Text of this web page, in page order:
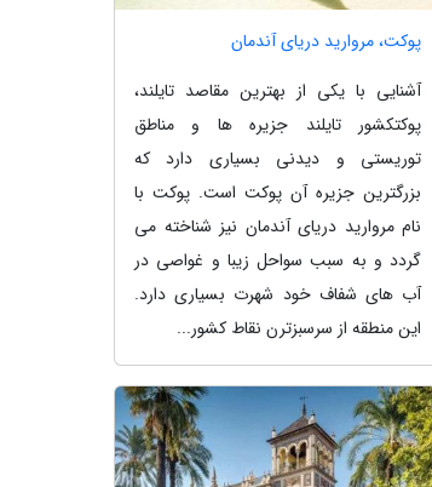
پوکت، مروارید دریای آندمان
آشنایی با یکی از بهترین مقاصد تایلند،
پوکتکشور تایلند جزیره ها و مناطق
توریستی و دیدنی بسیاری دارد که
بزرگترین جزیره آن پوکت است. پوکت با
نام مروارید دریای آندمان نیز شناخته می
گردد و به سبب سواحل زیبا و غواصی در
آب های شفاف خود شهرت بسیاری دارد.
این منطقه از سرسبزترن نقاط کشور...